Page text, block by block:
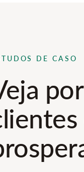
DE CASO